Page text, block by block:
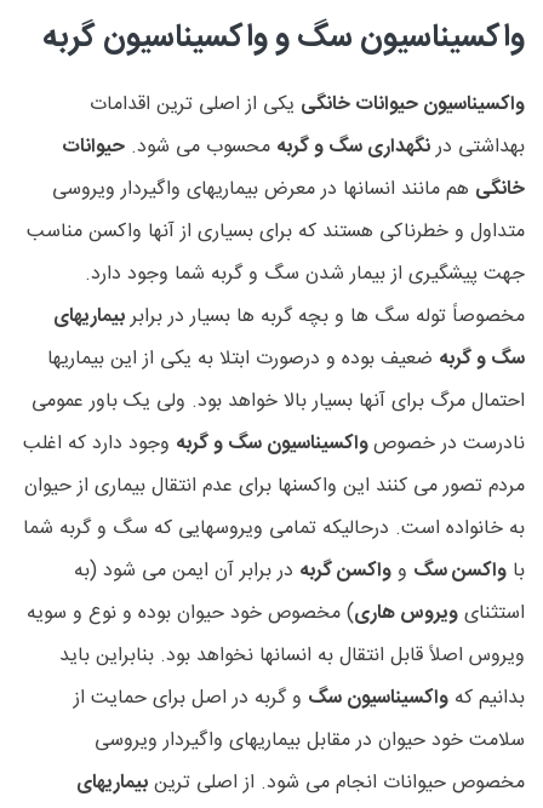
واکسیناسیون سگ و واکسیناسیون گربه
واکسیناسیون حیوانات خانگی یکی از اصلی ترین اقدامات
بهداشتی درنگهداری سگ و گربه محسوب می شود. حیوانات
خانگی هم مانند انسانها در معرض بیماریهای واگیردار ویروسی
متداول و خطرناکی هستند که برای بسیاری از آنها واکسن مناسب
جهت پیشگیری از بیمار شدن سگ و گربه شما وجود دارد.
مخصوصاً توله سگ ها و بچه گربه ها بسیار در برابربیماریهای
سگ و گربه ضعیف بوده و درصورت ابتلا به یکی از این بیماریها
احتمال مرگ برای آنها بسیار بالا خواهد بود. ولی یک باور عمومی
نادرست در خصوصواکسیناسیون سگ و گربه وجود دارد که اغلب
مردم تصور می کنند این واکسنها برای عدم انتقال بیماری از حیوان
به خانواده است. درحالیکه تمامی ویروسهایی که سگ و گربه شما
با واکسن سگ وواکسن گربه در برابر آن ایمن می شود (به
استثنایویروس هاری) مخصوص خود حیوان بوده و نوع و سویه
ویروس اصلاً قابل انتقال به انسانها نخواهد بود. بنابراین باید
بدانیم که واکسیناسیون سگ و گربه در اصل برای حمایت از
سلامت خود حیوان در مقابل بیماریهای واگیردار ویروسی
مخصوص حیوانات انجام می شود. از اصلی ترینبیماریهای